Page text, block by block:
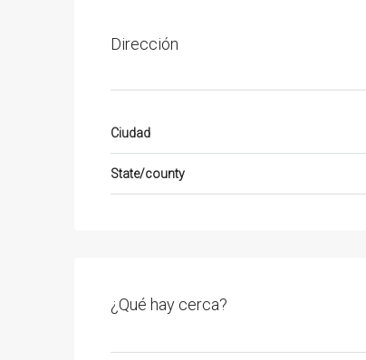
Dirección
Ciudad
State/county
¿Qué hay cerca?